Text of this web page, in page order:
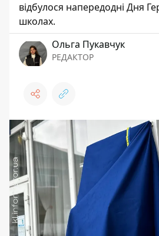
відбулося напередодні Дня
школах.
Ольга Пукавчук
РЕДАКТОР